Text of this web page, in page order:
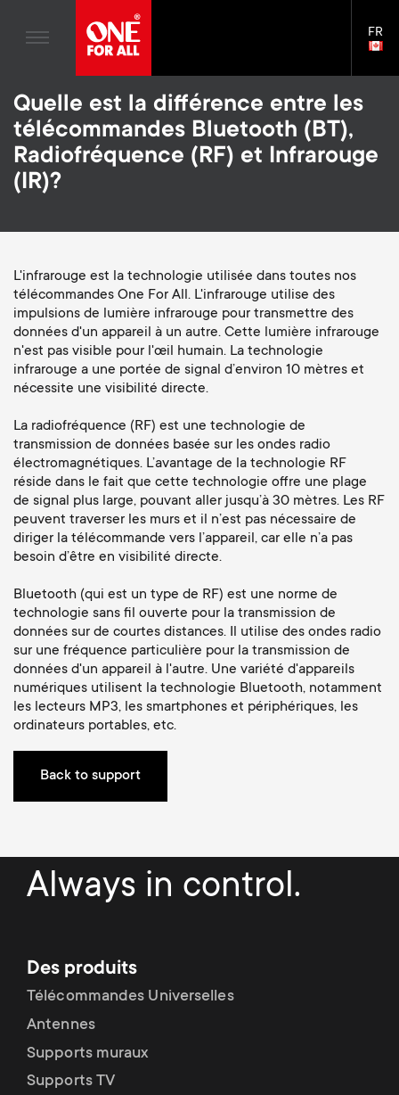
main
content
v
g
a
t
o
n
Supports TV
Bras de moniteur
Gaming Bras de moniteur
S
e
c
o
n
d
a
r
y
p
o
d
u
c
t
m
n
u
Accessoires pour le bras du moniteur
Supports pour barre de son
Divertissement à domicile
Blogs
House Stories
Durabilité
À propos One For All
Assistance
Télécommandes Universelles
Antennes
Supports Muraux
S
e
c
o
n
d
a
r
y
s
u
p
p
o
r
m
e
n
Assistance générale
Accessories
FR
Quelle est la différence entre les
télécommandes Bluetooth (BT),
Radiofréquence (RF) et Infrarouge
(IR)?
L'infrarouge est la technologie utilisée dans toutes nos
télécommandes One For All. L'infrarouge utilise des
impulsions de lumière infrarouge pour transmettre des
données d'un appareil à un autre. Cette lumière infrarouge
n'est pas visible pour l'œil humain. La technologie
infrarouge a une portée de signal d’environ 10 mètres et
nécessite une visibilité directe.
La radiofréquence (RF) est une technologie de
transmission de données basée sur les ondes radio
électromagnétiques. L’avantage de la technologie RF
réside dans le fait que cette technologie offre une plage
de signal plus large, pouvant aller jusqu’à 30 mètres. Les RF
peuvent traverser les murs et il n’est pas nécessaire de
diriger la télécommande vers l’appareil, car elle n’a pas
besoin d’être en visibilité directe.
Bluetooth (qui est un type de RF) est une norme de
technologie sans fil ouverte pour la transmission de
données sur de courtes distances. Il utilise des ondes radio
sur une fréquence particulière pour la transmission de
données d'un appareil à l'autre. Une variété d'appareils
numériques utilisent la technologie Bluetooth, notamment
les lecteurs MP3, les smartphones et périphériques, les
ordinateurs portables, etc.
Back to support
Always in control.
Des produits
Télécommandes Universelles
Antennes
Supports muraux
Supports TV